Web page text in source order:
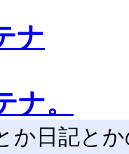
ナ
ナ。
か日記と